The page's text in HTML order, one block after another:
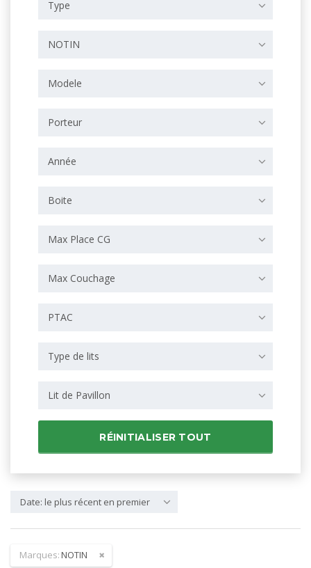
Type
NOTIN
Modele
Porteur
Année
Boite
Max Place CG
Max Couchage
PTAC
Type de lits
Lit de Pavillon
RÉINITIALISER TOUT
Date: le plus récent en premier
Marques:NOTIN